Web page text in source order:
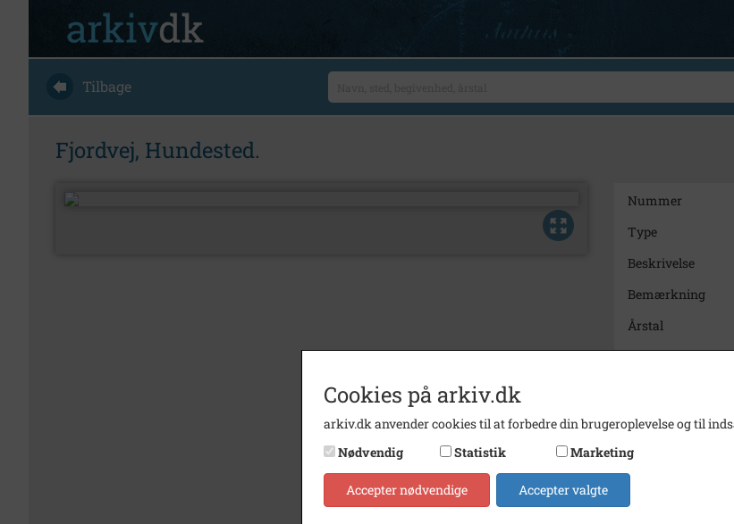
Tilbage
Fjordvej, Hundested.
Nummer
Type
Beskrivelse
Bemærkning
Årstal
Dateringsnote
Arkiv
Søg videre i
Cookies på arkiv.dk
arkiv.dk anvender cookies til at forbedre din brugeroplevelse og til
Nødvendig
Statistik Marketing
Accepter nødvendige Accepter valgte